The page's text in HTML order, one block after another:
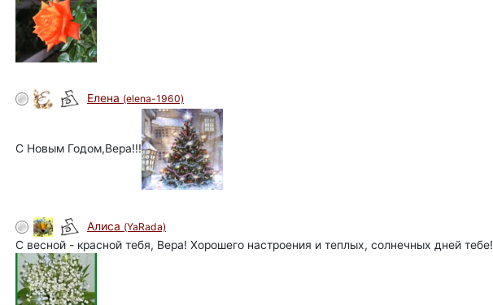
Елена (elena-1960)
С Новым Годом,Вера!!!
Алиса (YaRada)
С весной - красной тебя, Вера! Хорошего настроения и теплых, солнечных дней тебе!